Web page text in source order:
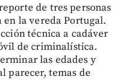
de tres personas
la vereda Portugal.
técnica a cadáver
de criminalística.
las edades y
parecer, temas de